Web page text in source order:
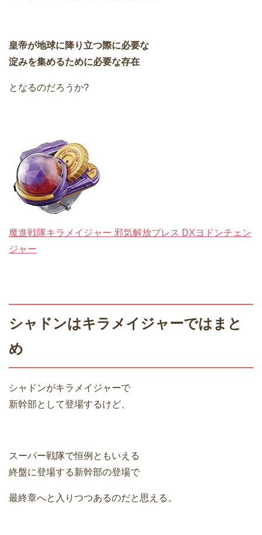
皇帝が地球に降り立つ際に必要な
淀みを集めるために必要な存在
となるのだろうか?
魔進戦隊キラメイジャー 邪気解放ブレス DXヨドンチェン
ジャー
シャドンはキラメイジャーではまと
め
シャドンがキラメイジャーで
新幹部として登場するけど、
スーパー戦隊で恒例ともいえる
終盤に登場する新幹部の登場で
最終章へと入りつつあるのだと思える。